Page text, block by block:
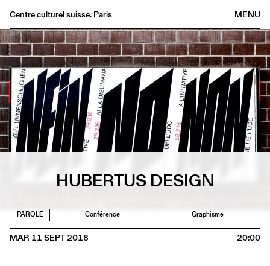
MENU
Centre culturel suisse. Paris
Agenda
Librairie
Buvette
Archives
Médiathèque
Éditions
Informations
HUBERTUS DESIGN
PAROLE Conférence Graphisme
MAR 11 SEPT 2018 20:00